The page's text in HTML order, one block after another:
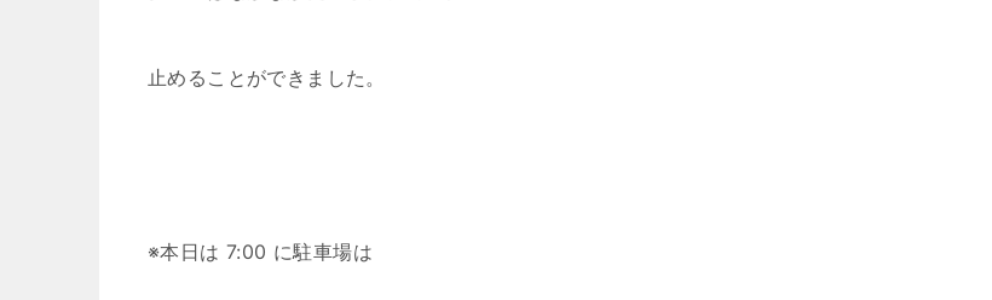
止めることができました。
※本日は 7:00 に駐車場は